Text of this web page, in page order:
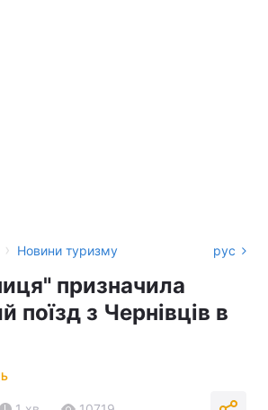
› Новини туризму рус
призначила
поїзд з Чернівців в